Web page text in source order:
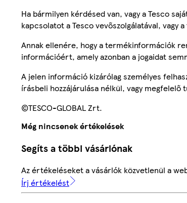
Ha bármilyen kérdésed van, vagy a Tesco
kapcsolatot a Tesco vevőszolgálatával, vagy
Annak ellenére, hogy a termékinformációk
információért, amely azonban a jogaidat
A jelen információ kizárólag személyes
írásbeli hozzájárulása nélkül, vagy
©TESCO-GLOBAL Zrt.
Még nincsenek értékelések
Segíts a többi vásárlónak
Az értékeléseket a vásárlók közvetlenül a
Írj értékelést